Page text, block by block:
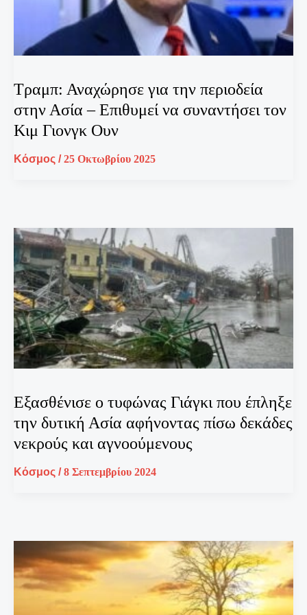
Τραμπ: Αναχώρησε για την περιοδεία
στην Ασία – Επιθυμεί να συναντήσει τον
Κιμ Γιονγκ Ουν
Κόσμος /25 Οκτωβρίου 2025
Εξασθένισε ο τυφώνας Γιάγκι που έπληξε
την δυτική Ασία αφήνοντας πίσω δεκάδες
νεκρούς και αγνοούμενους
Κόσμος /8 Σεπτεμβρίου 2024